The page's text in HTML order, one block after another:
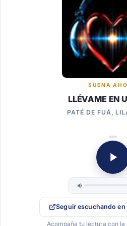
SUENA
LLÉVAME EN
PATÉ DE FUÁ,
Seguir escuchando
Acompaña tu lectura con la